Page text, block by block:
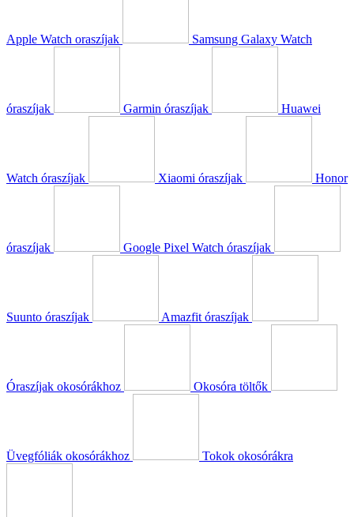
Apple Watch oraszíjak Samsung Galaxy Watch
óraszíjak Garmin óraszíjak Huawei
Watch óraszíjak Xiaomi óraszíjak Honor
óraszíjak Google Pixel Watch óraszíjak
Suunto óraszíjak Amazfit óraszíjak
Óraszíjak okosórákhoz Okosóra töltők
Üvegfóliák okosórákhoz Tokok okosórákra